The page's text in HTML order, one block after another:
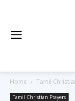
Home Tamil
Tamil Christian Prayers